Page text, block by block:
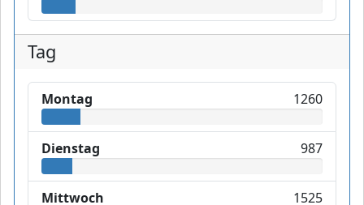
Tag
Montag 1260
Dienstag 987
Mittwoch 1525